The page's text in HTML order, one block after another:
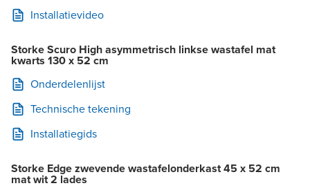
Installatievideo
Storke Scuro High asymmetrisch linkse wastafel mat
kwarts 130 x 52 cm
Onderdelenlijst
Technische tekening
Installatiegids
Storke Edge zwevende wastafelonderkast 45 x 52 cm
mat wit 2 lades